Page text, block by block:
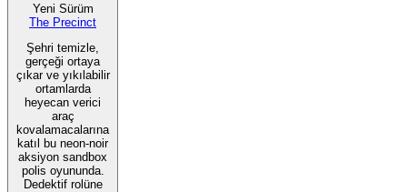
Yeni Sürüm
The Precinct
Şehri temizle,
gerçeği ortaya
çıkar ve yıkılabilir
ortamlarda
heyecan verici
araç
kovalamacalarına
katıl bu neon-noir
aksiyon sandbox
polis oyununda.
Dedektif rolüne